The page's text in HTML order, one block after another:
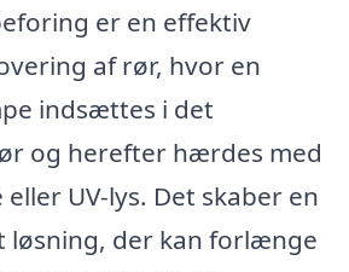
er en effektiv
af rør, hvor en
indsættes i det
og herefter hærdes med
UV-lys. Det skaber en
der kan forlænge